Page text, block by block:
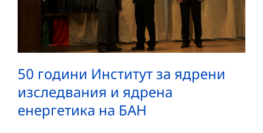
50 години Институт за ядрени
изследвания и ядрена
енергетика на БАН